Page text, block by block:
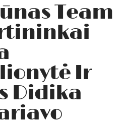
Team
Ir
Didika